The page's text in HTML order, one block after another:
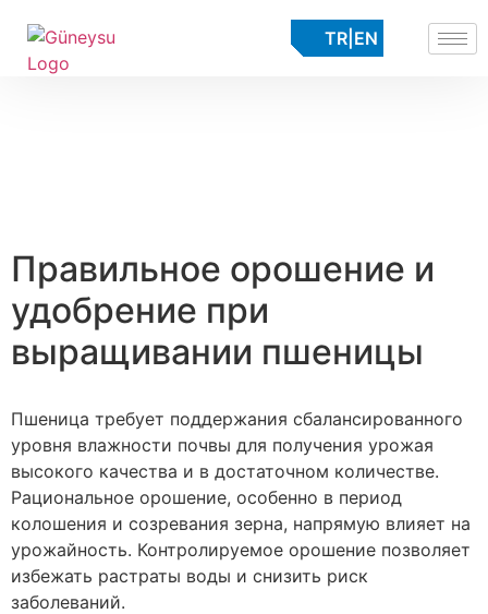
TR EN
Правильное орошение и
удобрение при
выращивании пшеницы
Пшеница требует поддержания сбалансированного
уровня влажности почвы для получения урожая
высокого качества и в достаточном количестве.
Рациональное орошение, особенно в период
колошения и созревания зерна, напрямую влияет на
урожайность. Контролируемое орошение позволяет
избежать растраты воды и снизить риск
заболеваний.